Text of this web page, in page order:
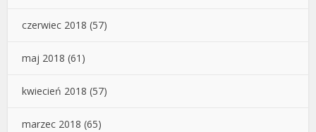
czerwiec 2018 (57)
maj 2018 (61)
kwiecień 2018 (57)
marzec 2018 (65)